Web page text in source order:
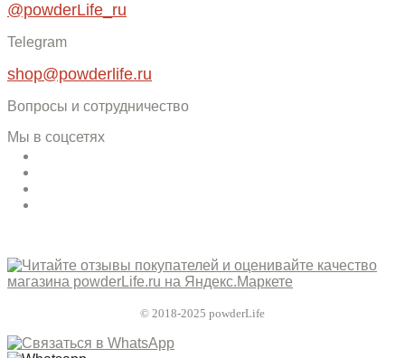
@powderLife_ru
Telegram
shop@powderlife.ru
Вопросы и сотрудничество
Мы в соцсетях
© 2018-2025 powderLife